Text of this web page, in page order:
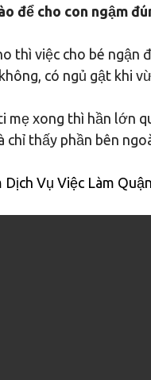
để cho con ngậm
thì việc cho bé ngận
có ngủ gật khi
mẹ xong thì hần lớn
chỉ thấy phần bên
Dịch Vụ Việc Làm